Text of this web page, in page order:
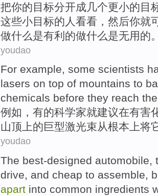
把你的目标分开成 几个更小的目
这些小目标的 人 看看，然后你就
做什么是有利的做什么是无用的
youdao
For example, some scientists
lasers on top of mountains to
chemicals before they reach the
例如 ， 有的科学家就建议在有害
山顶 上的巨型激光束从根本上将
youdao
The best-designed automobile,
drive, and cheap to assemble,
apart into common ingredients